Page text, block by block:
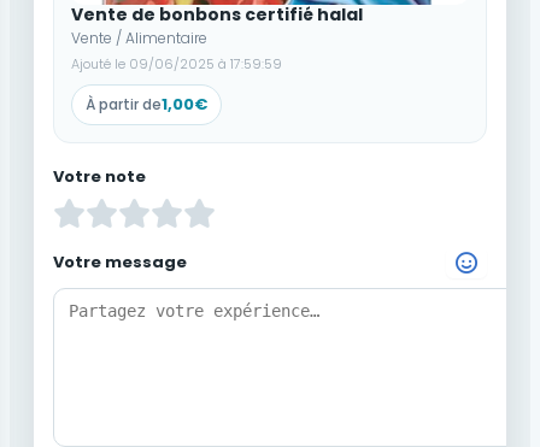
Vente de bonbons certifié halal
Vente / Alimentaire
Ajouté le 09/06/2025 à 17:59:59
À partir de1,00€
Votre note
Votre message
Choisir un Emoji